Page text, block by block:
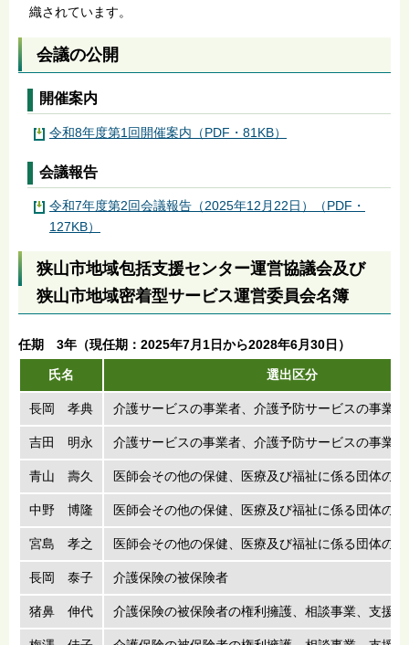
織されています。
会議の公開
開催案内
令和8年度第1回開催案内（PDF・81KB）
会議報告
令和7年度第2回会議報告（2025年12月22日）（PDF・
127KB）
狭山市地域包括支援センター運営協議会及び
狭山市地域密着型サービス運営委員会名簿
任期 3年（現任期：2025年7月1日から2028年6月30日）
氏名 選出区分
長岡 孝典 介護サービスの事業者、介護予防サービスの事業者
吉田 明永 介護サービスの事業者、介護予防サービスの事業者
青山 壽久 医師会その他の保健、医療及び福祉に係る団体の
中野 博隆 医師会その他の保健、医療及び福祉に係る団体の
宮島 孝之 医師会その他の保健、医療及び福祉に係る団体の
長岡 泰子 介護保険の被保険者
猪鼻 伸代 介護保険の被保険者の権利擁護、相談事業、支援